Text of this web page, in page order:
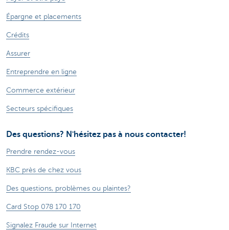
Épargne et placements
Crédits
Assurer
Entreprendre en ligne
Commerce extérieur
Secteurs spécifiques
Des questions? N'hésitez pas à nous contacter!
Prendre rendez-vous
KBC près de chez vous
Des questions, problèmes ou plaintes?
Card Stop 078 170 170
Signalez Fraude sur Internet